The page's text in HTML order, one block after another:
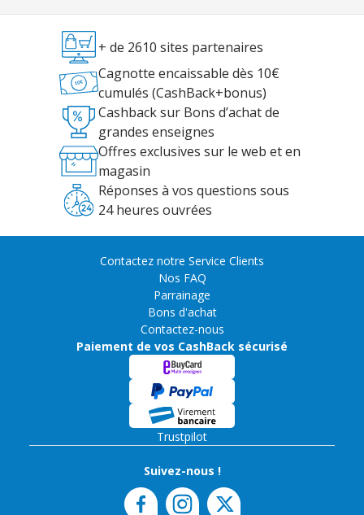
+ de 2610 sites partenaires
Cagnotte encaissable dès 10€
cumulés (CashBack+bonus)
Cashback sur Bons d’achat de
grandes enseignes
Offres exclusives sur le web et en
magasin
Réponses à vos questions sous
24 heures ouvrées
Contactez notre Service Clients
Nos FAQ
Parrainage
Bons d'achat
Contactez-nous
Paiement de vos CashBack sécurisé
Trustpilot
Suivez-nous !